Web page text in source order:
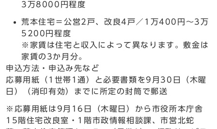
3万8000円程度
荒本住宅＝公営2戸、改良4戸／1万400円～3万
5200円程度
※家賃は住宅と収入によって異なります。敷金は
家賃の3か月分。
申込方法・申込み先など
応募用紙（1世帯1通）と必要書類を9月30日（木曜
日）（消印有効）までに所定の封筒で郵送
※応募用紙は9月16日（木曜日）から市役所本庁舎
15階住宅改良室・1階市政情報相談課、市営北蛇